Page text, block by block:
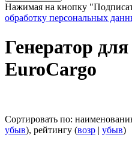
Нажимая на кнопку
обработку персональных
Генератор
EuroCargo
Сортировать по:
убыв), рейтингу (возр | убыв)